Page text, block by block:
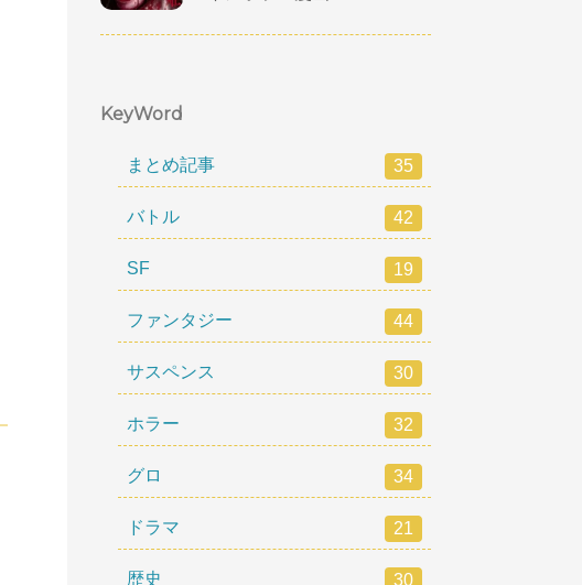
KeyWord
まとめ記事 35
バトル 42
SF 19
ファンタジー 44
サスペンス 30
ホラー 32
グロ 34
ドラマ 21
歴史 30